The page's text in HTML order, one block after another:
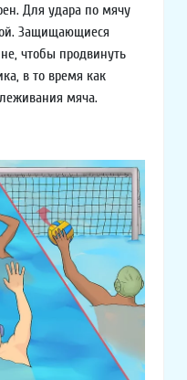
Для удара по мячу
Защищающиеся
чтобы продвинуть
в то время как
мяча.